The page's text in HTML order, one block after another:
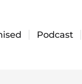
Podcast